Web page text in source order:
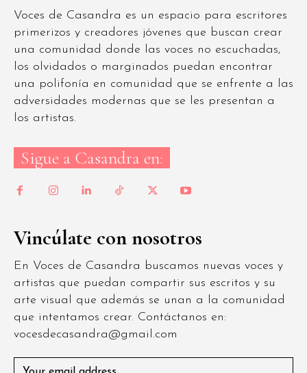
Voces de Casandra es un espacio para escritores
primerizos y creadores jóvenes que buscan crear
una comunidad donde las voces no escuchadas,
los olvidados o marginados puedan encontrar
una polifonía en comunidad que se enfrente a las
adversidades modernas que se les presentan a
los artistas.
Sigue a Casandra en:
Vincúlate con nosotros
En Voces de Casandra buscamos nuevas voces y
artistas que puedan compartir sus escritos y su
arte visual que además se unan a la comunidad
que intentamos crear. Contáctanos en:
vocesdecasandra@gmail.com